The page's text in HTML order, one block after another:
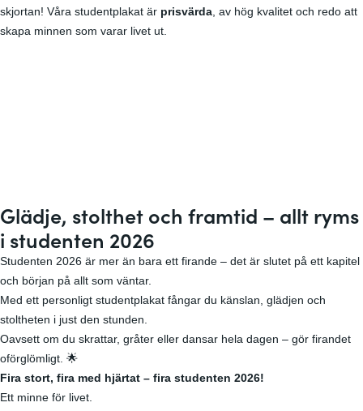
skjortan! Våra studentplakat är prisvärda , av hög kvalitet och redo att
skapa minnen som varar livet ut.
Glädje, stolthet och framtid – allt ryms
i studenten 2026
Studenten 2026 är mer än bara ett firande – det är slutet på ett kapitel
och början på allt som väntar.
Med ett personligt studentplakat fångar du känslan, glädjen och
stoltheten i just den stunden.
Oavsett om du skrattar, gråter eller dansar hela dagen – gör firandet
oförglömligt. 🌟
Fira stort, fira med hjärtat – fira studenten 2026!
Ett minne för livet.